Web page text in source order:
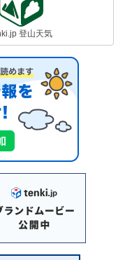
登山天気